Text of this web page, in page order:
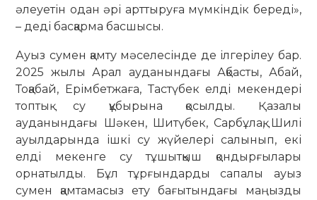
әлеуетін одан әрі арттыруға мүмкіндік береді»,
– деді басқарма басшысы.
Ауыз сумен қамту мәселесінде де ілгерілеу бар.
2025 жылы Арал ауданындағы Ақбасты, Абай,
Тоқабай, Ерімбетжаға, Тастүбек елді мекендері
топтық су құбырына қосылды. Қазалы
ауданындағы Шәкен, Шитүбек, Сарбұлақ, Шилі
ауылдарында ішкі су жүйелері салынып, екі
елді мекенге су тұшытқыш қондырғылары
орнатылды. Бұл тұрғындарды сапалы ауыз
сумен қамтамасыз ету бағытындағы маңызды